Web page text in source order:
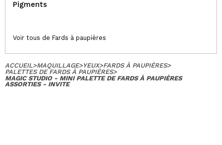
Pigments
Voir tous de Fards à paupières
ACCUEIL>MAQUILLAGE>YEUX>FARDS À PAUPIÈRES>
PALETTES DE FARDS À PAUPIÈRES>
MAGIC STUDIO - MINI PALETTE DE FARDS À PAUPIÈRES
ASSORTIES - INVITE